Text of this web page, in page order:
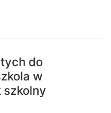
do
w
szkolny